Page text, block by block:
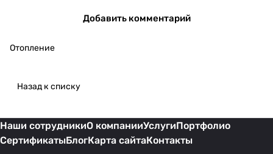
Добавить комментарий
Отопление
Назад к списку
Наши сотрудникиО компанииУслугиПортфолио
СертификатыБлогКарта сайтаКонтакты